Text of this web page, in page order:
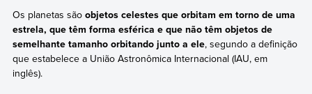
Os planetas são objetos celestes que orbitam em torno de uma
estrela, que têm forma esférica e que não têm objetos de
semelhante tamanho orbitando junto a ele, segundo a definição
que estabelece a União Astronômica Internacional (IAU, em
inglês).